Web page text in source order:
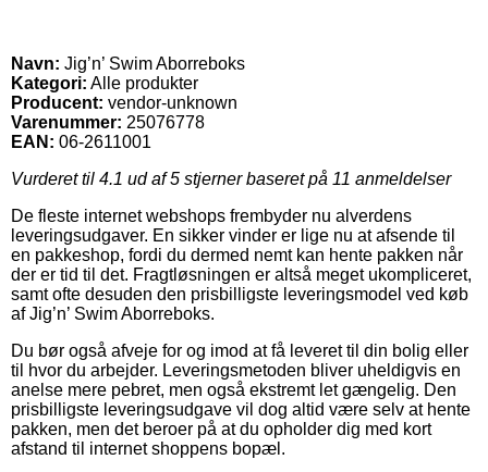
Navn: Jig’n’ Swim Aborreboks
Kategori: Alle produkter
Producent: vendor-unknown
Varenummer: 25076778
EAN: 06-2611001
Vurderet til 4.1 ud af 5 stjerner baseret på 11 anmeldelser
De fleste internet webshops frembyder nu alverdens
leveringsudgaver. En sikker vinder er lige nu at afsende til
en pakkeshop, fordi du dermed nemt kan hente pakken når
der er tid til det. Fragtløsningen er altså meget ukompliceret,
samt ofte desuden den prisbilligste leveringsmodel ved køb
af Jig’n’ Swim Aborreboks.
Du bør også afveje for og imod at få leveret til din bolig eller
til hvor du arbejder. Leveringsmetoden bliver uheldigvis en
anelse mere pebret, men også ekstremt let gængelig. Den
prisbilligste leveringsudgave vil dog altid være selv at hente
pakken, men det beroer på at du opholder dig med kort
afstand til internet shoppens bopæl.